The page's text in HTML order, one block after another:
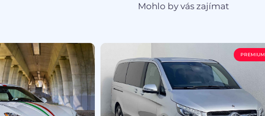
Mohlo by vás zajímat
PREMIUM